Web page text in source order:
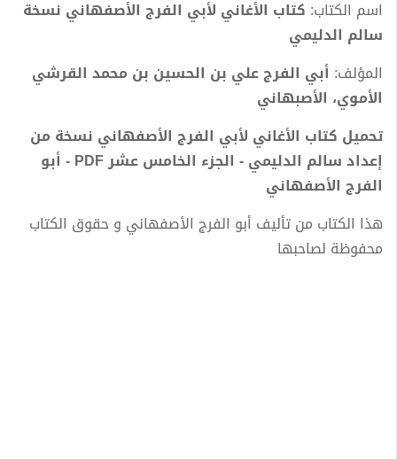
اسم الكتاب: كتاب الأغاني لأبي الفرج الأصفهاني نسخة
سالم الدليمي
المؤلف: أبي الفرج علي بن الحسين بن محمد القرشي
الأموي، الأصبهاني
تحميل كتاب الأغاني لأبي الفرج الأصفهاني نسخة من
إعداد سالم الدليمي - الجزء الخامس عشر PDF - أبو
الفرج الأصفهاني
هذا الكتاب من تأليف أبو الفرج الأصفهاني و حقوق الكتاب
محفوظة لصاحبها